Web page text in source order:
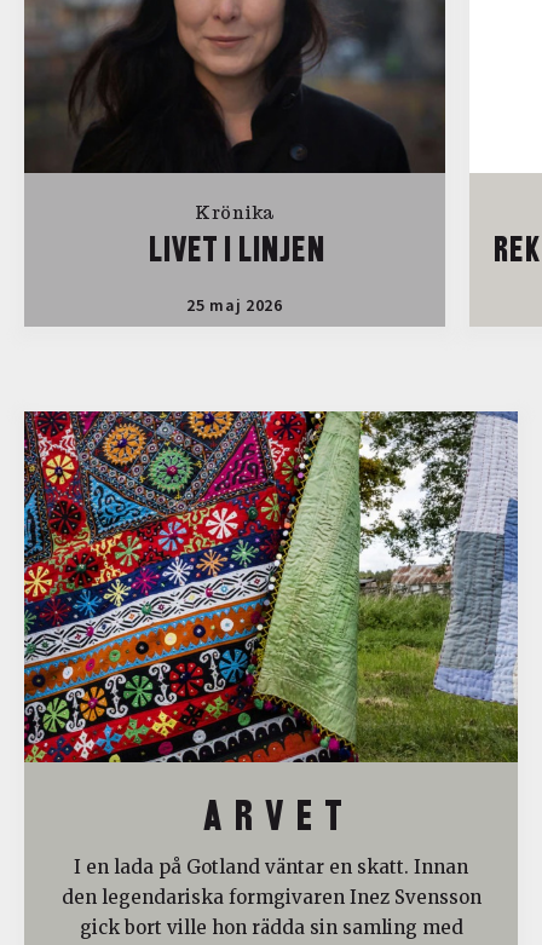
Krönika
LIVET I LINJEN
25 maj 2026
A R V E T
I en lada på Gotland väntar en skatt. Innan
den legendariska formgivaren Inez Svensson
gick bort ville hon rädda sin samling med